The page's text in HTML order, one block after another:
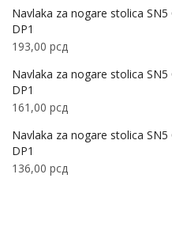
Navlaka za nogare stolica
DP1
193,00 рсд
Navlaka za nogare stolica
DP1
161,00 рсд
Navlaka za nogare stolica
DP1
136,00 рсд